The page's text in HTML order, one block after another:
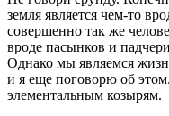
земля является чем-то
совершенно так же
вроде пасынков и
Однако мы являемся
и я еще поговорю об
элементальным козырям.